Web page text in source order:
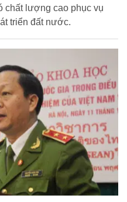
chất lượng cao phục vụ
triển đất nước.